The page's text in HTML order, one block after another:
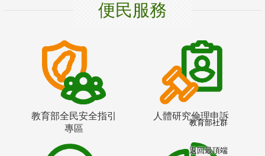
便民服務
教育部全民安全指引
專區
人體研究倫理申訴
教育部社群
返回最頂端